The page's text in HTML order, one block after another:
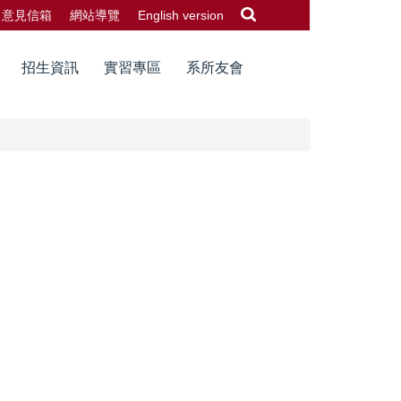
意見信箱 網站導覽 English version
招生資訊 實習專區 系所友會